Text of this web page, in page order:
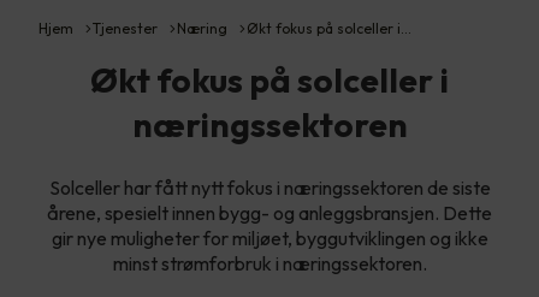
Hjem Tjenester Næring Økt fokus på solceller i…
Økt fokus på solceller i
næringssektoren
Solceller har fått nytt fokus i næringssektoren de siste
årene, spesielt innen bygg- og anleggsbransjen. Dette
gir nye muligheter for miljøet, byggutviklingen og ikke
minst strømforbruk i næringssektoren.